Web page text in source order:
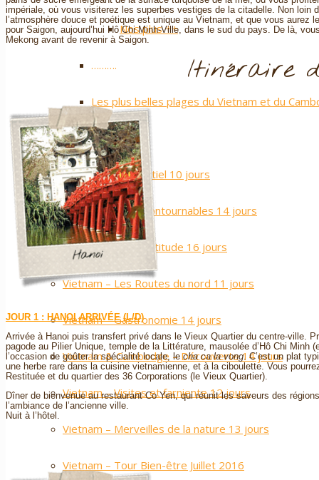
Nos plus ++
……….
Les plus belles plages du Vietnam et du
Circuits
Vietnam – L’Essentiel 10 jours
Vietnam – Les Incontournables 14 jours
Vietnam – Sport Attitude 16 jours
Vietnam – Les Routes du nord 11 jours
Vietnam – Gastronomie 14 jours
Vietnam & Cambodge – Découverte 14 jours
Vietnam – Visites et farniente 12 jours
Vietnam – Merveilles de la nature 13 jours
Vietnam – Tour Bien-être Juillet 2016
impériale, où vous visiterez les superbes vestiges de la citadelle. Non loin
l’atmosphère douce et poétique est unique au Vietnam, et que vous aurez
pour Saigon, aujourd’hui Hô Chi Minh-Ville, dans le sud du pays. De là,
Mekong avant de revenir à Saigon.
Itinéraire
JOUR 1 : HANOI ARRIVÉE (L/D)
Arrivée à Hanoi puis transfert privé dans le Vieux Quartier du centre-ville.
pagode au Pilier Unique, temple de la Littérature, mausolée d’Hô Chi Minh
l’occasion de goûter la spécialité locale, lecha ca la vong. C’est un plat
une herbe rare dans la cuisine vietnamienne, et à la ciboulette. Vous
Restituée et du quartier des 36 Corporations (le Vieux Quartier).
Dîner de bienvenue au restaurant Co Yen, qui réunit les saveurs des
l’ambiance de l’ancienne ville.
Nuit à l’hôtel.